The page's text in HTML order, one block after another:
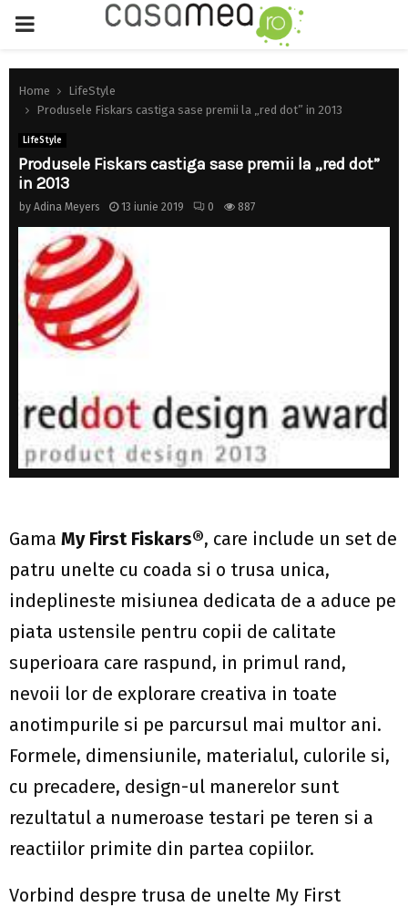
PRIMARY
MENU
Home
LifeStyle
Produsele Fiskars castiga sase premii la „red dot” in 2013
LifeStyle
Produsele Fiskars castiga sase premii la „red dot”
in 2013
by Adina Meyers 13 iunie 2019 0 887
Gama My First Fiskars®, care include un set de
patru unelte cu coada si o trusa unica,
indeplineste misiunea dedicata de a aduce pe
piata ustensile pentru copii de calitate
superioara care raspund, in primul rand,
nevoii lor de explorare creativa in toate
anotimpurile si pe parcursul mai multor ani.
Formele, dimensiunile, materialul, culorile si,
cu precadere, design-ul manerelor sunt
rezultatul a numeroase testari pe teren si a
reactiilor primite din partea copiilor.
Vorbind despre trusa de unelte My First